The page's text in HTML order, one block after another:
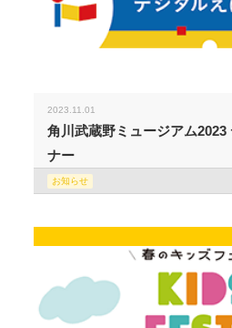
2023.11.01
角川武蔵野ミュージアム
ナー
お知らせ